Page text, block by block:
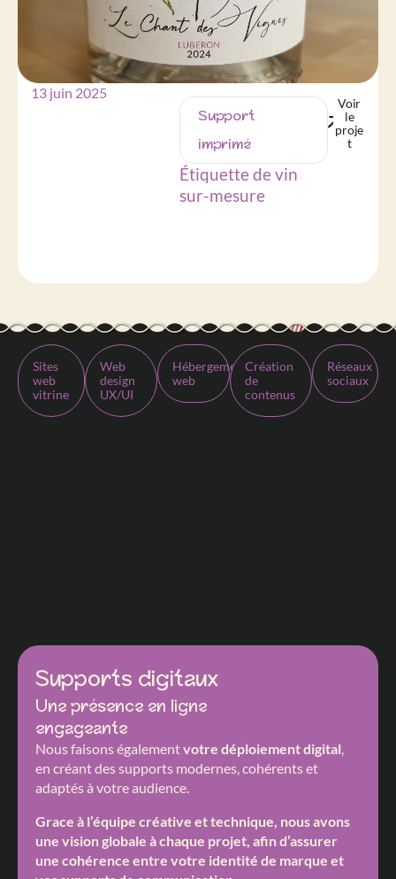
13 juin 2025
Support
imprimé
Étiquette de vin
sur-mesure
Voir
le
proje
t
Sites
web
vitrine
Web
design
UX/UI
Hébergement
web
Création
de
contenus
Réseaux
sociaux
Supports digitaux
Une présence en ligne
engageante
Nous faisons égalementvotre déploiement digital,
en créant des supports modernes, cohérents et
adaptés à votre audience.
Grace à l’équipe créative et technique, nous avons
une vision globale à chaque projet, afin d’assurer
une cohérence entre votre identité de marque et